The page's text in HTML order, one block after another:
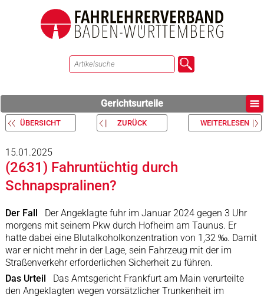
Gerichtsurteile
ÜBERSICHT ZURÜCK WEITERLESEN
15.01.2025
(2631) Fahruntüchtig durch
Schnapspralinen?
Der Fall Der Angeklagte fuhr im Januar 2024 gegen 3 Uhr
morgens mit seinem Pkw durch Hofheim am Taunus. Er
hatte dabei eine Blutalkoholkonzentration von 1,32 ‰. Damit
war er nicht mehr in der Lage, sein Fahrzeug mit der im
Straßenverkehr erforderlichen Sicherheit zu führen.
Das Urteil
Das Amtsgericht Frankfurt am Main verurteilte
den Angeklagten wegen vorsätzlicher Trunkenheit im